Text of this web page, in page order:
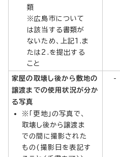
類
※広島市について
は該当する書類が
ないため、上記1.ま
たは2.を提出する
こと
家屋の取壊し後から敷地の
譲渡までの使用状況が分か
る写真
※「更地」の写真で、
取壊し後から譲渡ま
での間に撮影された
もの(撮影日を表記す
-